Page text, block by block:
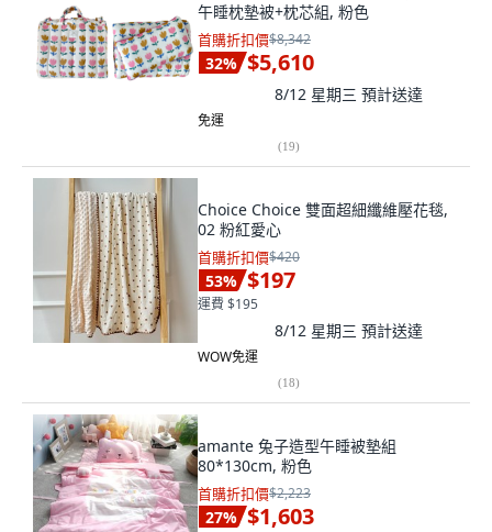
午睡枕墊被+枕芯組, 粉色
首購折扣價$8,342
32% $5,610
8/12 星期三 預計送達
免運
(19)
Choice Choice 雙面超細纖維壓花毯,
02 粉紅愛心
首購折扣價$420
53% $197
運費 $195
8/12 星期三 預計送達
WOW免運
(18)
amante 兔子造型午睡被墊組
80*130cm, 粉色
首購折扣價$2,223
27% $1,603